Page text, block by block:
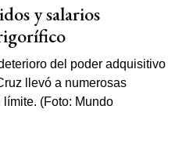
y salarios